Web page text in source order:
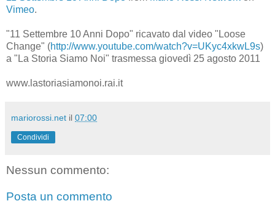
Vimeo.
"11 Settembre 10 Anni Dopo" ricavato dal video "Loose
Change" (http://www.youtube.com/watch?v=UKyc4xkwL9s)
a "La Storia Siamo Noi" trasmessa giovedì 25 agosto 2011
www.lastoriasiamonoi.rai.it
mariorossi.net il 07:00
Condividi
Nessun commento:
Posta un commento